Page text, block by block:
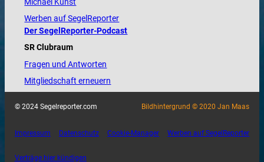
Michael Kunst
Werben auf SegelReporter
Der SegelReporter-Podcast
SR Clubraum
Fragen und Antworten
Mitgliedschaft erneuern
© 2024 Segelreporter.com Bildhintergrund © 2020 Jan Maas
Impressum Datenschutz Cookie-Manager Werben auf SegelReporter
Verträge hier kündigen